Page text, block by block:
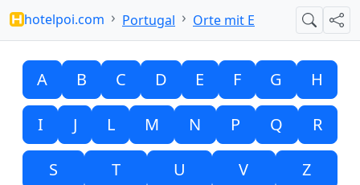
hotelpoi.com Portugal Orte mit E Suche
A B C D E F G H
I J L M N P Q R
S T U V Z